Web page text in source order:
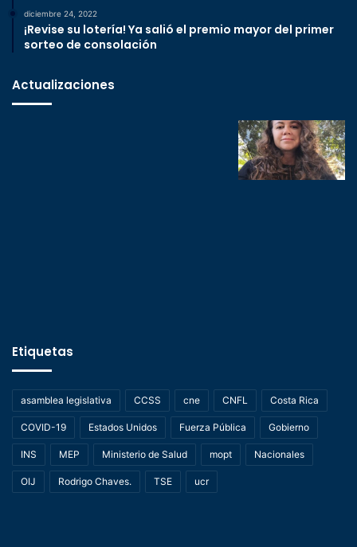
diciembre 24, 2022
¡Revise su lotería! Ya salió el premio mayor del primer
sorteo de consolación
Actualizaciones
Etiquetas
asamblea legislativa CCSS cne CNFL Costa Rica
COVID-19 Estados Unidos Fuerza Pública Gobierno
INS MEP Ministerio de Salud mopt Nacionales
OIJ Rodrigo Chaves. TSE ucr